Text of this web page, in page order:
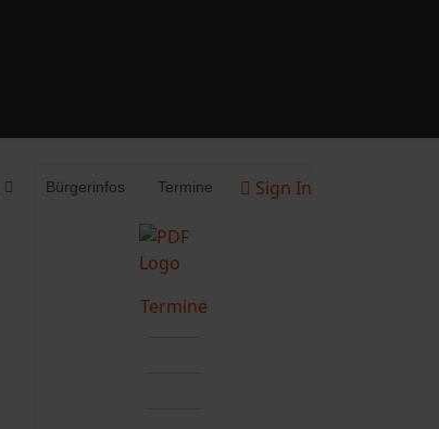
Bürgerinfos Termine Sign In
Termine